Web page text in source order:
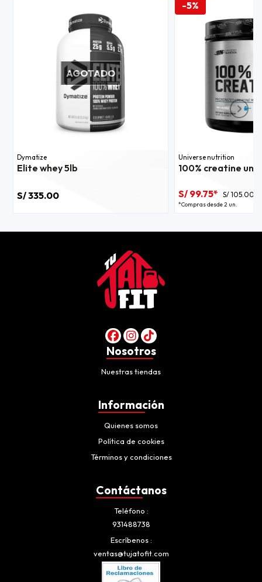
AGOTADO
Dymatize
Elite whey 5lb
S/ 335.00
-5%
Universe nutrition
100% creatine un
S/ 99.75* S/ 105.00
*Compras desde 2 un.
Nosotros
Nuestras tiendas
Información
Quienes somos
Política de cookies
Términos y condiciones
Contáctanos
Teléfono
931488738
Escríbenos
ventas@tujatofit.com